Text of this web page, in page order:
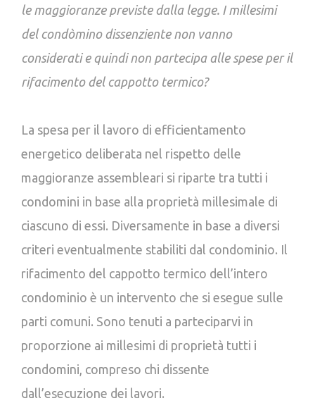
le maggioranze previste dalla legge. I millesimi
del condòmino dissenziente non vanno
considerati e quindi non partecipa alle spese per il
rifacimento del cappotto termico?
La spesa per il lavoro di efficientamento
energetico deliberata nel rispetto delle
maggioranze assembleari si riparte tra tutti i
condomini in base alla proprietà millesimale di
ciascuno di essi. Diversamente in base a diversi
criteri eventualmente stabiliti dal condominio. Il
rifacimento del cappotto termico dell’intero
condominio è un intervento che si esegue sulle
parti comuni. Sono tenuti a parteciparvi in
proporzione ai millesimi di proprietà tutti i
condomini, compreso chi dissente
dall’esecuzione dei lavori.